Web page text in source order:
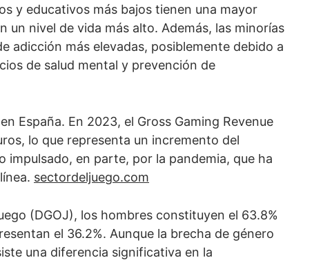
y educativos más bajos tienen una mayor
nivel de vida más alto. Además, las minorías
adicción más elevadas, posiblemente debido a
de salud mental y prevención de
España. En 2023, el Gross Gaming Revenue
lo que representa un incremento del
impulsado, en parte, por la pandemia, que ha
sectordeljuego.com
(DGOJ), los hombres constituyen el 63.8%
el 36.2%. Aunque la brecha de género
una diferencia significativa en la